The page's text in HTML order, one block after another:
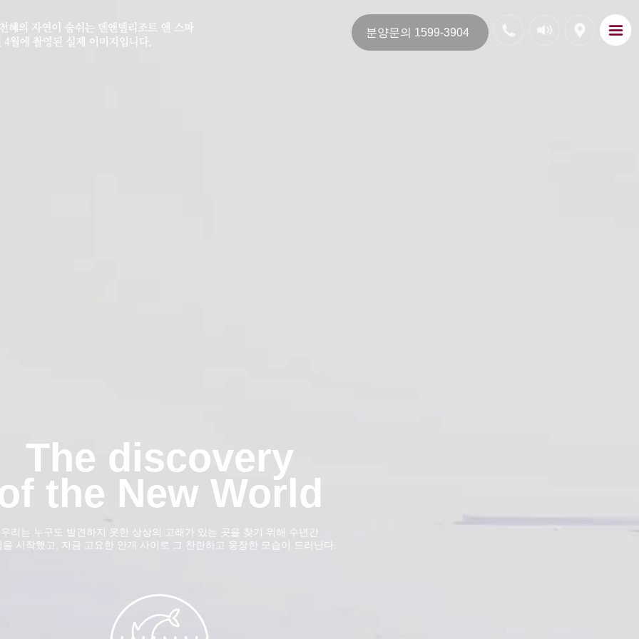
분양문의 1599-3904
The discovery
the New World
우리는 누구도 발견하지 못한 상상의 고래가 있는 곳을 찾기 위해 수년간
을 시작했고, 지금 고요한 안개 사이로 그 찬란하고 웅장한 모습이 드러난다.